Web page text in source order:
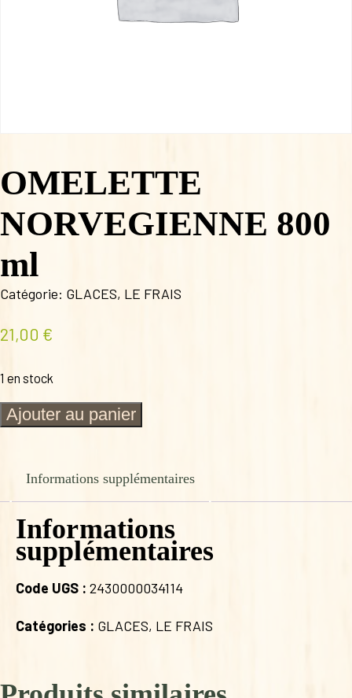
OMELETTE
NORVEGIENNE 800
ml
Catégorie: GLACES, LE FRAIS
21,00 €
1 en stock
quantité
de
Ajouter au panier
Informations supplémentaires
Informations
supplémentaires
Code UGS : 2430000034114
Catégories : GLACES, LE FRAIS